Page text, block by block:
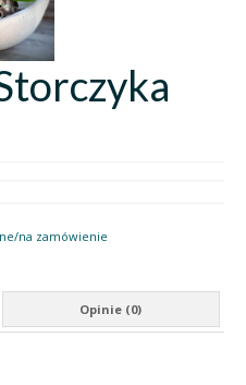
na zamówienie
Opinie (0)